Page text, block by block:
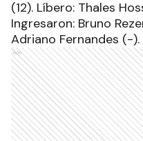
(13), Flavio Resende
Saatkamp (11),
(12). Líbero: Thales
Ingresaron: Bruno
Adriano Fernandes (-).
Ads